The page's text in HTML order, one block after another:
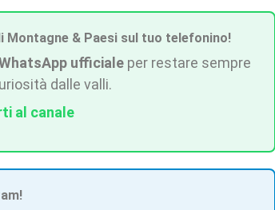
Montagne & Paesi sul tuo telefonino!
ufficiale per restare sempre
dalle valli.
al canale